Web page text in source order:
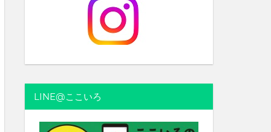
LINE@ここいろ